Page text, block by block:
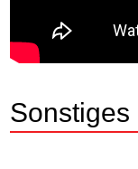
Sonstiges